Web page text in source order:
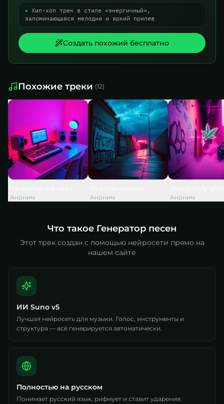
▸ Хип-хоп трек в стиле «энергичный»,
запоминающаяся мелодия и яркий припев
Создать похожий бесплатно
Похожие треки (12)
Аноним Аноним Аноним
Что такое Генератор песен
Этот трек создан с помощью нейросети прямо на
нашем сайте
ИИ Suno v5
Лучшая нейросеть для музыки. Голос, инструменты и
структура — всё генерируется автоматически.
Полностью на русском
Понимает русский язык, рифмует и ставит ударения.